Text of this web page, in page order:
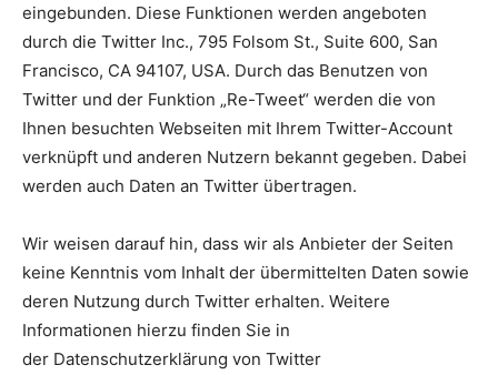
eingebunden. Diese Funktionen werden angeboten
durch die Twitter Inc., 795 Folsom St., Suite 600, San
Francisco, CA 94107, USA. Durch das Benutzen von
Twitter und der Funktion „Re-Tweet“ werden die von
Ihnen besuchten Webseiten mit Ihrem Twitter-Account
verknüpft und anderen Nutzern bekannt gegeben. Dabei
werden auch Daten an Twitter übertragen.
Wir weisen darauf hin, dass wir als Anbieter der Seiten
keine Kenntnis vom Inhalt der übermittelten Daten sowie
deren Nutzung durch Twitter erhalten. Weitere
Informationen hierzu finden Sie in
der Datenschutzerklärung von Twitter